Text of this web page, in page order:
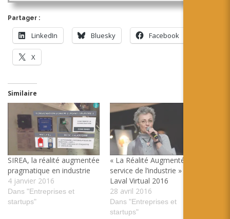
Partager :
LinkedIn Bluesky Facebook
X
Similaire
SIREA, la réalité augmentée
pragmatique en industrie
4 janvier 2016
Dans "Entreprises et
startups"
« La Réalité Augmentée au
service de l’industrie » sur
Laval Virtual 2016
28 avril 2016
Dans "Entreprises et
startups"